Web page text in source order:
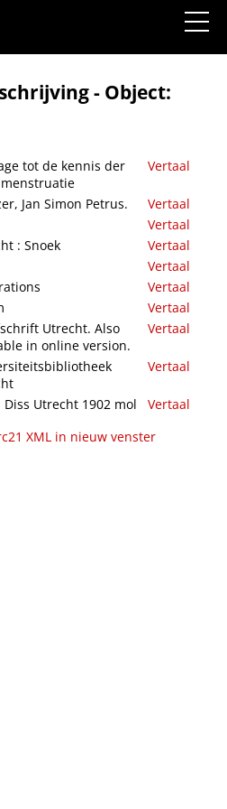
- Object:
tot de kennis der
Vertaal
Jan Simon Petrus.
Vertaal
Vertaal
: Snoek
Vertaal
Vertaal
Vertaal
Vertaal
Utrecht. Also
in online version.
Vertaal
Vertaal
Diss Utrecht 1902 mol
Vertaal
XML in nieuw venster